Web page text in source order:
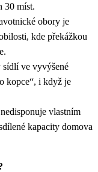
30 míst.
obory je
kde překážkou
ve vyvýšené
kopce“, i když je
vlastním
kapacity domova